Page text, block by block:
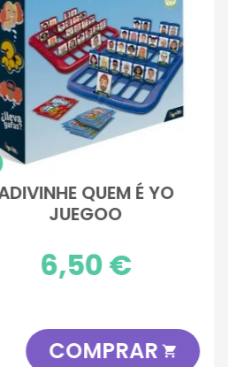
ME, FORMATO DE
DO JOGO YO
Preço
9,99 €
COMPRAR 